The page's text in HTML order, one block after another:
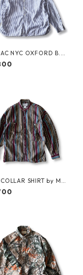
NYC OXFORD B.D.
by Polo Ralph Lauren
SHIRT by MA
GIRBAUD